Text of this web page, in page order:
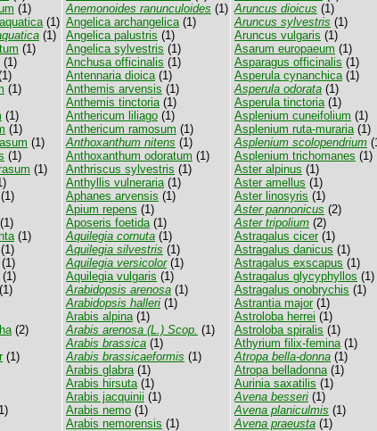
(1)
(1)
(1)
(1)
(1)
(1)
(1)
(1)
(1)
(1)
(1)
(1)
(1)
(1)
(1)
(1)
(1)
(2)
(1)
Anemonoides ranunculoides (1)
Angelica archangelica(1)
Angelica palustris (1)
Angelica sylvestris (1)
Anchusa officinalis (1)
Antennaria dioica(1)
Anthemis arvensis (1)
Anthemis tinctoria(1)
Anthericum liliago (1)
Anthericum ramosum (1)
Anthoxanthum nitens (1)
Anthoxanthum odoratum (1)
Anthriscus sylvestris (1)
Anthyllis vulneraria(1)
Aphanes arvensis (1)
Apium repens (1)
Aposeris foetida(1)
Aquilegia cornuta (1)
Aquilegia silvestris (1)
Aquilegia versicolor(1)
Aquilegia vulgaris (1)
Arabidopsis arenosa (1)
Arabidopsis halleri (1)
Arabis alpina(1)
Arabis arenosa (L.) Scop. (1)
Arabis brassica (1)
Arabis brassicaeformis (1)
Arabis glabra(1)
Arabis hirsuta(1)
Arabis jacquinii (1)
Arabis nemo (1)
Arabis nemorensis (1)
Aruncus dioicus (1)
Aruncus sylvestris (1)
Aruncus vulgaris (1)
Asarum europaeum (1)
Asparagus officinalis (1)
Asperula cynanchica(1)
Asperula odorata (1)
Asperula tinctoria(1)
Asplenium cuneifolium (1)
Asplenium ruta-muraria(1)
Asplenium scolopendrium
Asplenium trichomanes (1)
Aster alpinus (1)
Aster amellus (1)
Aster linosyris (1)
Aster pannonicus (2)
Aster tripolium (2)
Astragalus cicer (1)
Astragalus danicus (1)
Astragalus exscapus (1)
Astragalus glycyphyllos (1)
Astragalus onobrychis (1)
Astrantia major (1)
Astroloba herrei (1)
Astroloba spiralis (1)
Athyrium filix-femina(1)
Atropa bella-donna (1)
Atropa belladonna(1)
Aurinia saxatilis (1)
Avena besseri (1)
Avena planiculmis (1)
Avena praeusta (1)